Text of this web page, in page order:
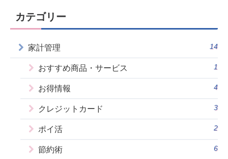
カテゴリー
家計管理 14
おすすめ商品・サービス 1
お得情報 4
クレジットカード 3
ポイ活 2
節約術 6